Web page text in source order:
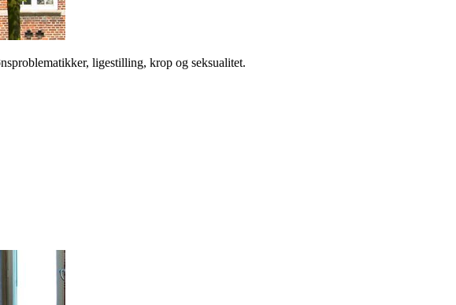
ligestilling, krop og seksualitet.